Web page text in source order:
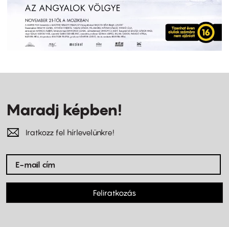
Maradj képben!
Iratkozz fel hírlevelünkre!
Feliratkozás